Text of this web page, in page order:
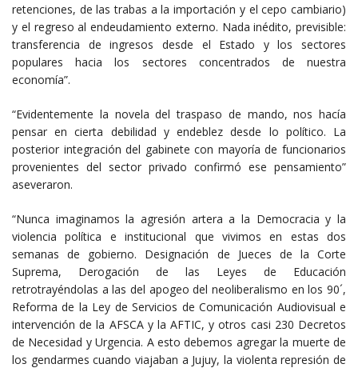
retenciones, de las trabas a la importación y el cepo cambiario)
y el regreso al endeudamiento externo. Nada inédito, previsible:
transferencia de ingresos desde el Estado y los sectores
populares hacia los sectores concentrados de nuestra
economía”.
“Evidentemente la novela del traspaso de mando, nos hacía
pensar en cierta debilidad y endeblez desde lo político. La
posterior integración del gabinete con mayoría de funcionarios
provenientes del sector privado confirmó ese pensamiento”
aseveraron.
“Nunca imaginamos la agresión artera a la Democracia y la
violencia política e institucional que vivimos en estas dos
semanas de gobierno. Designación de Jueces de la Corte
Suprema, Derogación de las Leyes de Educación
retrotrayéndolas a las del apogeo del neoliberalismo en los 90´,
Reforma de la Ley de Servicios de Comunicación Audiovisual e
intervención de la AFSCA y la AFTIC, y otros casi 230 Decretos
de Necesidad y Urgencia. A esto debemos agregar la muerte de
los gendarmes cuando viajaban a Jujuy, la violenta represión de